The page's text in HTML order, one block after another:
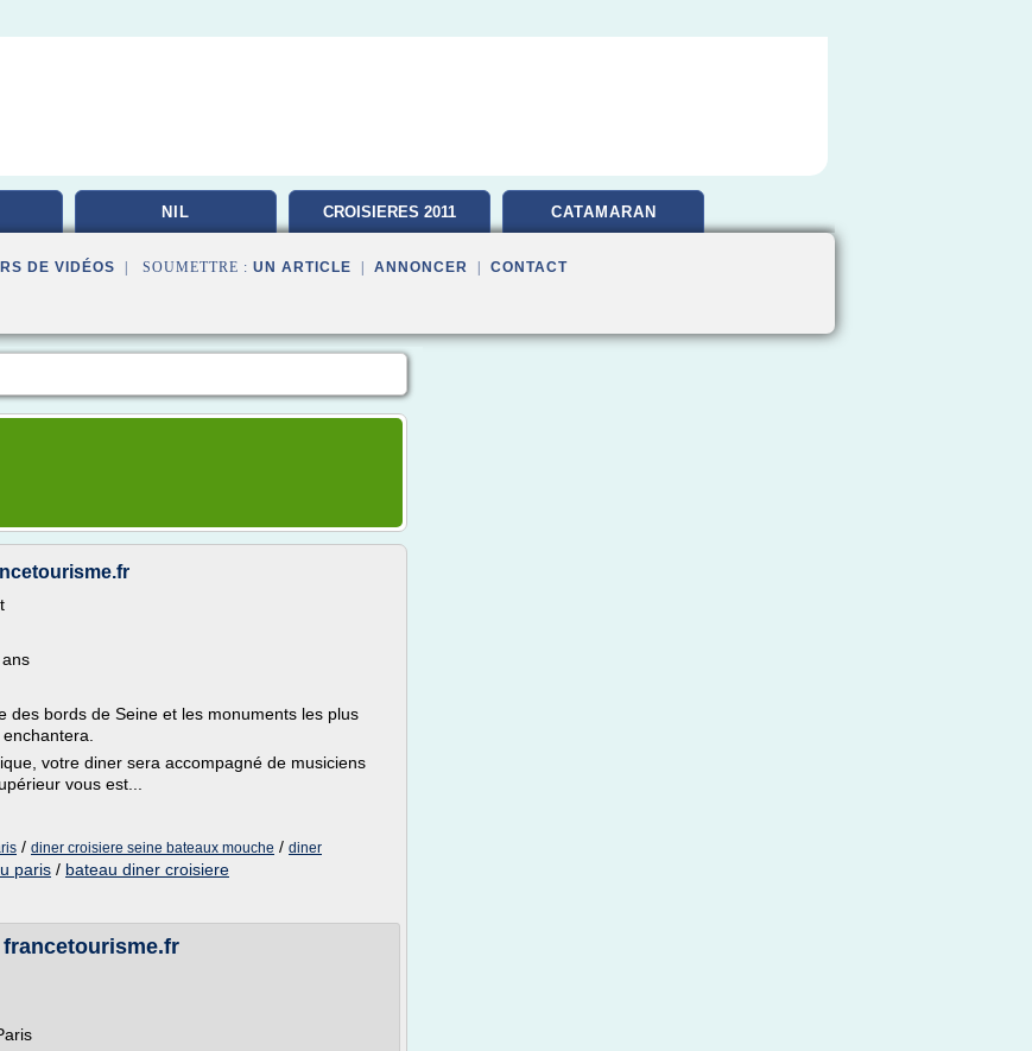
NIL CROISIERES 2011 CATAMARAN
DE VIDÉOS | SOUMETTRE : UN ARTICLE ANNONCER CONTACT
des bords de Seine et les monuments les plus
votre diner sera accompagné de musiciens
vous est...
/ diner croisiere seine bateaux mouche / diner
paris / bateau diner croisiere